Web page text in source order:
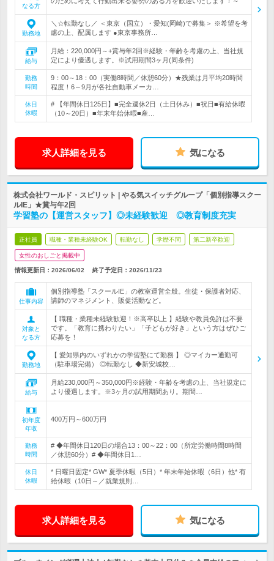
なる方
勤務地
＼☆転勤なし／ ＜東京（国立）・愛知(岡崎)で募集＞ ※希望を考
慮の上、配属します ●東京事務所…
給与
月給：220,000円～+賞与年2回※経験・年齢を考慮の上、当社規
定により優遇します。※試用期間3ヶ月(同条件)
勤務
時間
9：00～18：00（実働8時間／休憩60分）★残業は月平均20時間
程度！6～9月が各社自動車メーカ…
休日
休暇
# 【年間休日125日】■完全週休2日（土日休み）■祝日■有給休暇
（10～20日）■年末年始休暇■産…
求人詳細を見る 気になる
株式会社ワールド・スピリット | やる気スイッチグループ「個別指導スクー
ルIE」★賞与年2回
学習塾の【運営スタッフ】◎未経験歓迎 ◎教育制度充実
正社員 職種・業種未経験OK 転勤なし 学歴不問 第二新卒歓迎
女性のおしごと掲載中
情報更新日：2026/06/02 終了予定日： 2026/11/23
仕事内容
個別指導塾「スクールIE」の教室運営全般。生徒・保護者対応、
講師のマネジメント、販促活動など。
対象と
なる方
【 職種・業種未経験歓迎！※高卒以上 】経験や教員免許は不要
です。「教育に携わりたい」「子どもが好き」という方はぜひご
応募を！
勤務地
【 愛知県内のいずれかの学習塾にて勤務 】 ◎マイカー通勤可
（駐車場完備） ◎転勤なし ◆新安城校…
給与
月給230,000円～350,000円※経験・年齢を考慮の上、当社規定に
より優遇します。※3ヶ月の試用期間あり。期間…
初年度
年収
400万円～600万円
勤務
時間
# ◆年間休日120日の場合13：00～22：00（所定労働時間8時間
／休憩60分）# ◆年間休日1…
休日
休暇
* 日曜日固定* GW* 夏季休暇（5日）* 年末年始休暇（6日）他* 有
給休暇（10日～／就業規則…
求人詳細を見る 気になる